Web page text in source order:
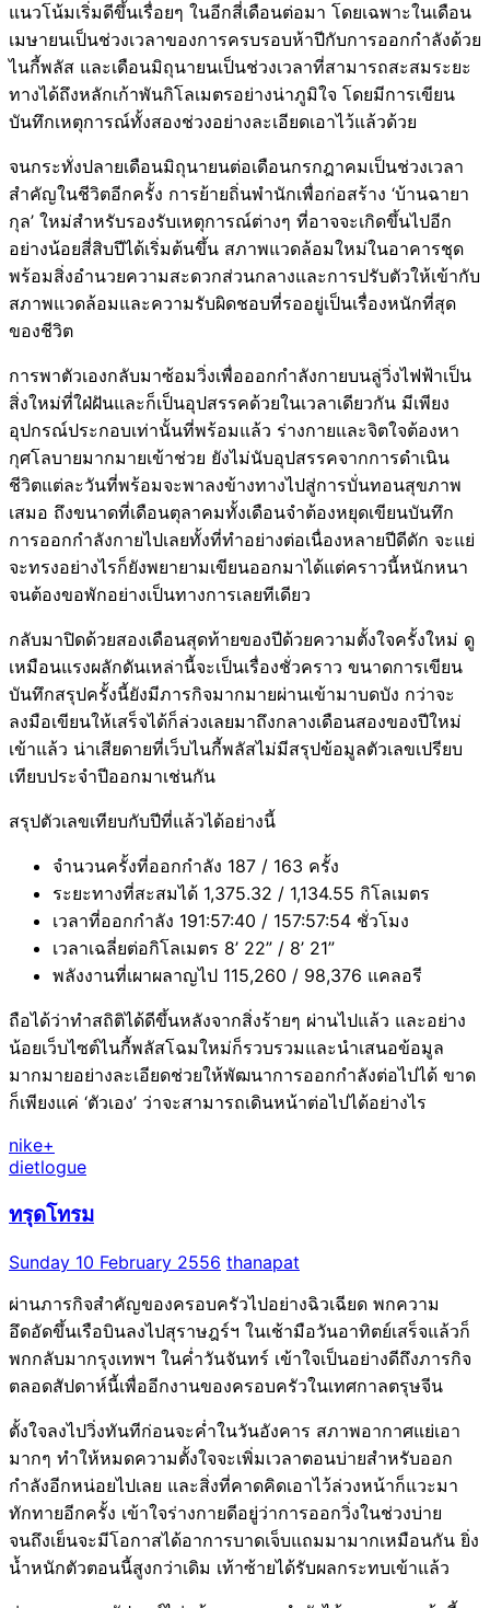
แนวโน้มเริ่มดีขึ้นเรื่อยๆ ในอีกสี่เดือนต่อมา โดยเฉพาะในเดือน
เมษายนเป็นช่วงเวลาของการครบรอบห้าปีกับการออกกำลังด้วย
ไนกี้พลัส และเดือนมิถุนายนเป็นช่วงเวลาที่สามารถสะสมระยะ
ทางได้ถึงหลักเก้าพันกิโลเมตรอย่างน่าภูมิใจ โดยมีการเขียน
บันทึกเหตุการณ์ทั้งสองช่วงอย่างละเอียดเอาไว้แล้วด้วย
จนกระทั่งปลายเดือนมิถุนายนต่อเดือนกรกฎาคมเป็นช่วงเวลา
สำคัญในชีวิตอีกครั้ง การย้ายถิ่นพำนักเพื่อก่อสร้าง ‘บ้านฉายา
กุล’ ใหม่สำหรับรองรับเหตุการณ์ต่างๆ ที่อาจจะเกิดขึ้นไปอีก
อย่างน้อยสี่สิบปีได้เริ่มต้นขึ้น สภาพแวดล้อมใหม่ในอาคารชุด
พร้อมสิ่งอำนวยความสะดวกส่วนกลางและการปรับตัวให้เข้ากับ
สภาพแวดล้อมและความรับผิดชอบที่รออยู่เป็นเรื่องหนักที่สุด
ของชีวิต
การพาตัวเองกลับมาซ้อมวิ่งเพื่อออกกำลังกายบนลู่วิ่งไฟฟ้าเป็น
สิ่งใหม่ที่ใฝ่ฝันและก็เป็นอุปสรรคด้วยในเวลาเดียวกัน มีเพียง
อุปกรณ์ประกอบเท่านั้นที่พร้อมแล้ว ร่างกายและจิตใจต้องหา
กุศโลบายมากมายเข้าช่วย ยังไม่นับอุปสรรคจากการดำเนิน
ชีวิตแต่ละวันที่พร้อมจะพาลงข้างทางไปสู่การบั่นทอนสุขภาพ
เสมอ ถึงขนาดที่เดือนตุลาคมทั้งเดือนจำต้องหยุดเขียนบันทึก
การออกกำลังกายไปเลยทั้งที่ทำอย่างต่อเนื่องหลายปีดีดัก จะแย่
จะทรงอย่างไรก็ยังพยายามเขียนออกมาได้แต่คราวนี้หนักหนา
จนต้องขอพักอย่างเป็นทางการเลยทีเดียว
กลับมาปิดด้วยสองเดือนสุดท้ายของปีด้วยความตั้งใจครั้งใหม่ ดู
เหมือนแรงผลักดันเหล่านี้จะเป็นเรื่องชั่วคราว ขนาดการเขียน
บันทึกสรุปครั้งนี้ยังมีภารกิจมากมายผ่านเข้ามาบดบัง กว่าจะ
ลงมือเขียนให้เสร็จได้ก็ล่วงเลยมาถึงกลางเดือนสองของปีใหม่
เข้าแล้ว น่าเสียดายที่เว็บไนกี้พลัสไม่มีสรุปข้อมูลตัวเลขเปรียบ
เทียบประจำปีออกมาเช่นกัน
สรุปตัวเลขเทียบกับปีที่แล้วได้อย่างนี้
จำนวนครั้งที่ออกกำลัง 187 / 163 ครั้ง
ระยะทางที่สะสมได้ 1,375.32 / 1,134.55 กิโลเมตร
เวลาที่ออกกำลัง 191:57:40 / 157:57:54 ชั่วโมง
เวลาเฉลี่ยต่อกิโลเมตร 8’ 22” / 8’ 21”
พลังงานที่เผาผลาญไป 115,260 / 98,376 แคลอรี
ถือได้ว่าทำสถิติได้ดีขึ้นหลังจากสิ่งร้ายๆ ผ่านไปแล้ว และอย่าง
น้อยเว็บไซต์ไนกี้พลัสโฉมใหม่ก็รวบรวมและนำเสนอข้อมูล
มากมายอย่างละเอียดช่วยให้พัฒนาการออกกำลังต่อไปได้ ขาด
ก็เพียงแค่ ‘ตัวเอง’ ว่าจะสามารถเดินหน้าต่อไปได้อย่างไร
nike+
dietlogue
ทรุดโทรม
Sunday 10 February 2556 thanapat
ผ่านภารกิจสำคัญของครอบครัวไปอย่างฉิวเฉียด พกความ
อึดอัดขึ้นเรือบินลงไปสุราษฎร์ฯ ในเช้ามือวันอาทิตย์เสร็จแล้วก็
พกกลับมากรุงเทพฯ ในค่ำวันจันทร์ เข้าใจเป็นอย่างดีถึงภารกิจ
ตลอดสัปดาห์นี้เพื่ออีกงานของครอบครัวในเทศกาลตรุษจีน
ตั้งใจลงไปวิ่งทันทีก่อนจะค่ำในวันอังคาร สภาพอากาศแย่เอา
มากๆ ทำให้หมดความตั้งใจจะเพิ่มเวลาตอนบ่ายสำหรับออก
กำลังอีกหน่อยไปเลย และสิ่งที่คาดคิดเอาไว้ล่วงหน้าก็แวะมา
ทักทายอีกครั้ง เข้าใจร่างกายดีอยู่ว่าการออกวิ่งในช่วงบ่าย
จนถึงเย็นจะมีโอกาสได้อาการบาดเจ็บแถมมามากเหมือนกัน ยิ่ง
น้ำหนักตัวตอนนี้สูงกว่าเดิม เท้าซ้ายได้รับผลกระทบเข้าแล้ว